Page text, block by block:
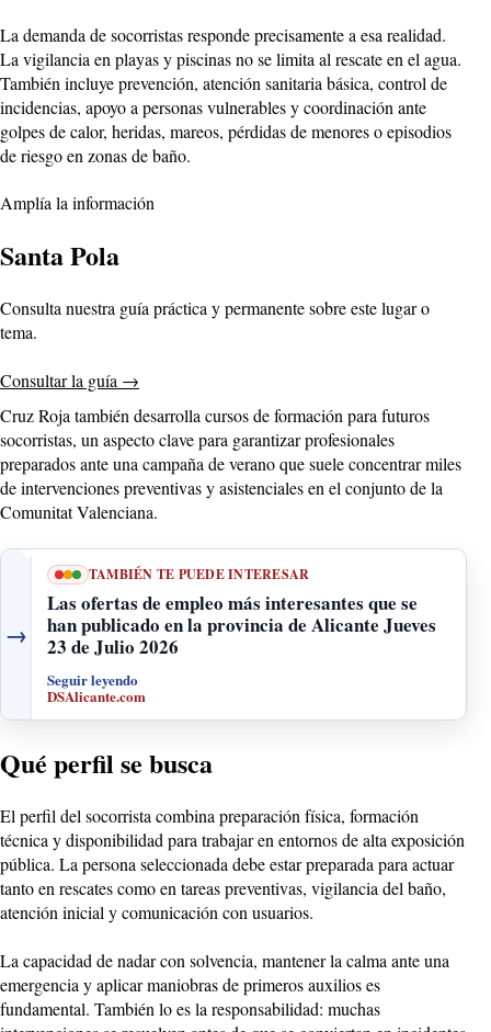
La demanda de socorristas responde precisamente a esa realidad.
La vigilancia en playas y piscinas no se limita al rescate en el agua.
También incluye prevención, atención sanitaria básica, control de
incidencias, apoyo a personas vulnerables y coordinación ante
golpes de calor, heridas, mareos, pérdidas de menores o episodios
de riesgo en zonas de baño.
Amplía la información
Santa Pola
Consulta nuestra guía práctica y permanente sobre este lugar o
tema.
Consultar la guía →
Cruz Roja también desarrolla cursos de formación para futuros
socorristas, un aspecto clave para garantizar profesionales
preparados ante una campaña de verano que suele concentrar miles
de intervenciones preventivas y asistenciales en el conjunto de la
Comunitat Valenciana.
→
TAMBIÉN TE PUEDE INTERESAR
Las ofertas de empleo más interesantes que se
han publicado en la provincia de Alicante Jueves
23 de Julio 2026
Seguir leyendo
DSAlicante.com
Qué perfil se busca
El perfil del socorrista combina preparación física, formación
técnica y disponibilidad para trabajar en entornos de alta exposición
pública. La persona seleccionada debe estar preparada para actuar
tanto en rescates como en tareas preventivas, vigilancia del baño,
atención inicial y comunicación con usuarios.
La capacidad de nadar con solvencia, mantener la calma ante una
emergencia y aplicar maniobras de primeros auxilios es
fundamental. También lo es la responsabilidad: muchas